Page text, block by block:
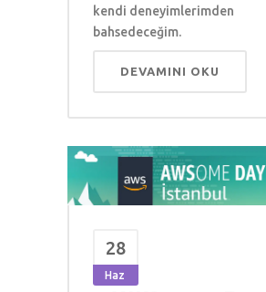
kendi deneyimlerimden
bahsedeceğim.
DEVAMINI OKU
28
Haz